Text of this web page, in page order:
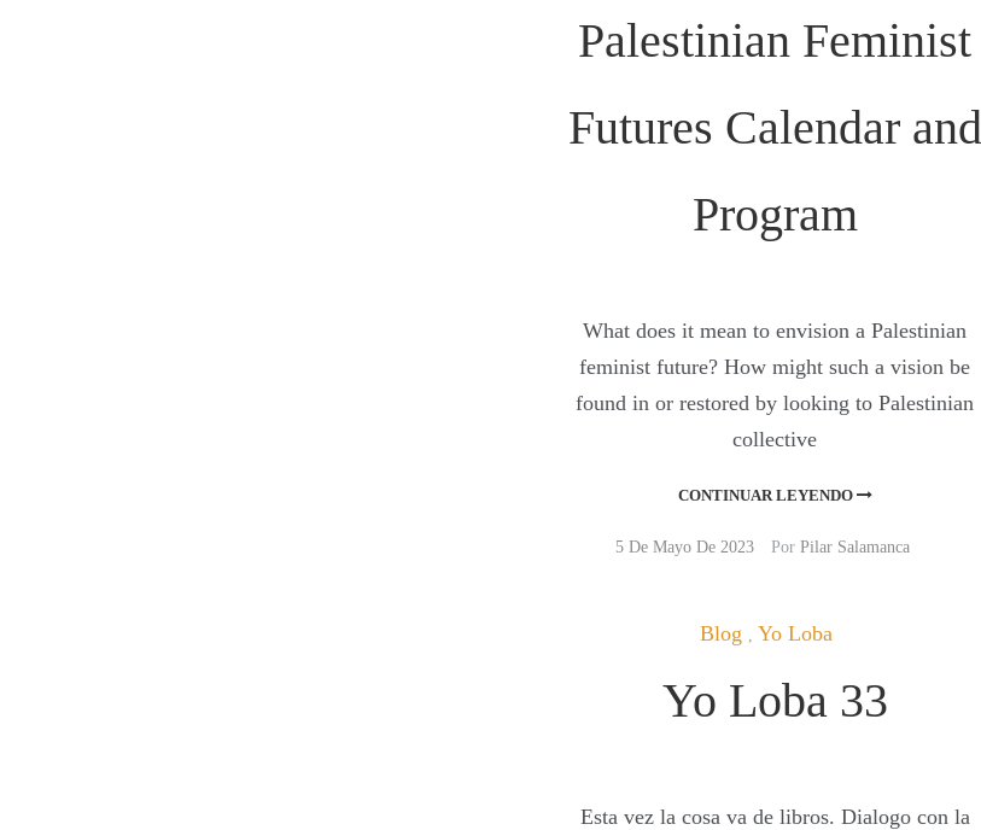
Palestinian Feminist
Futures Calendar and
Program
What does it mean to envision a Palestinian
feminist future? How might such a vision be
found in or restored by looking to Palestinian
collective
CONTINUAR LEYENDO
5 De Mayo De 2023 PorPilar Salamanca
Blog Yo Loba
Yo Loba 33
Esta vez la cosa va de libros. Dialogo con la